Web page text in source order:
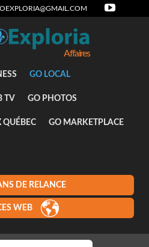
Affaires
GO LOCAL
TV GO PHOTOS
QUÉBEC GO MARKETPLACE
DE RELANCE
WEB